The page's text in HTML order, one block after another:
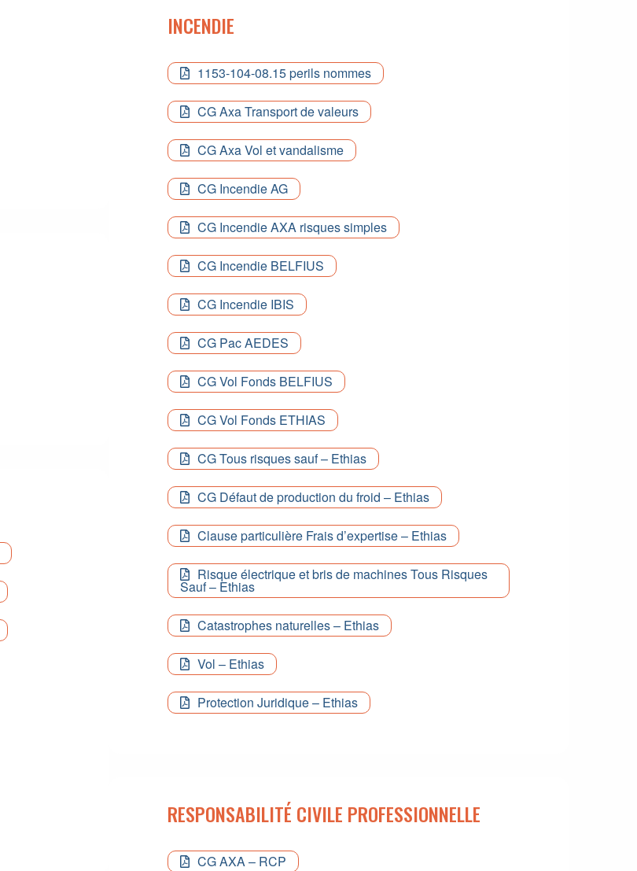
INCENDIE
1153-104-08.15 perils nommes
CG Axa Transport de valeurs
CG Axa Vol et vandalisme
CG Incendie AG
CG Incendie AXA risques simples
CG Incendie BELFIUS
CG Incendie IBIS
CG Pac AEDES
CG Vol Fonds BELFIUS
CG Vol Fonds ETHIAS
CG Tous risques sauf – Ethias
CG Défaut de production du froid – Ethias
Clause particulière Frais d’expertise – Ethias
Risque électrique et bris de machines Tous Risques
Sauf – Ethias
Catastrophes naturelles – Ethias
Vol – Ethias
Protection Juridique – Ethias
RESPONSABILITÉ CIVILE PROFESSIONNELLE
CG AXA – RCP